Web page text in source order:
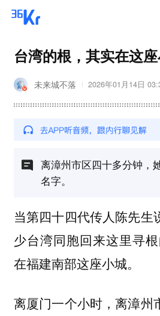
台湾的根，其实在这
未来城不落 2026年01月14日
离漳州市区四十多分钟，
名字。
当第四十四代传人陈先生
少台湾同胞回来这里寻
在福建南部这座小城。
离厦门一个小时，离漳州